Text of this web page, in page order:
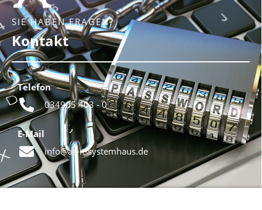
SIE HABEN FRAGEN?
Kontakt
Telefon
034905 403 - 0
E-Mail
info@as-it-systemhaus.de